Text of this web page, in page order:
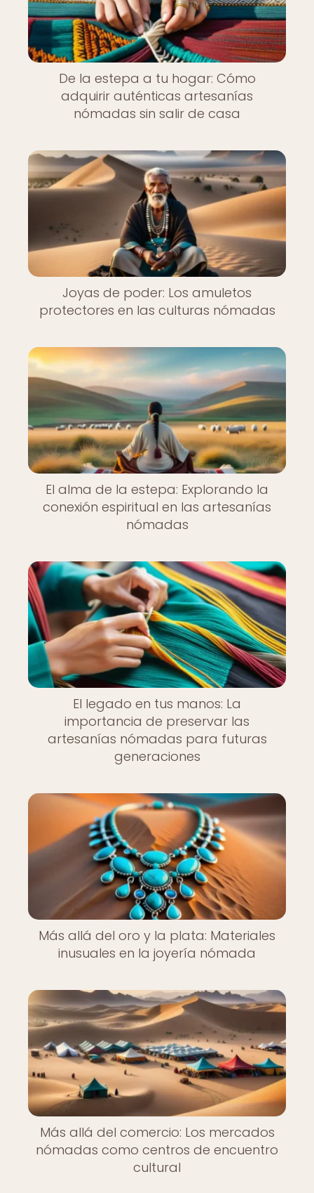
De la estepa a tu hogar: Cómo
adquirir auténticas artesanías
nómadas sin salir de casa
Joyas de poder: Los amuletos
protectores en las culturas nómadas
El alma de la estepa: Explorando la
conexión espiritual en las artesanías
nómadas
El legado en tus manos: La
importancia de preservar las
artesanías nómadas para futuras
generaciones
Más allá del oro y la plata: Materiales
inusuales en la joyería nómada
Más allá del comercio: Los mercados
nómadas como centros de encuentro
cultural